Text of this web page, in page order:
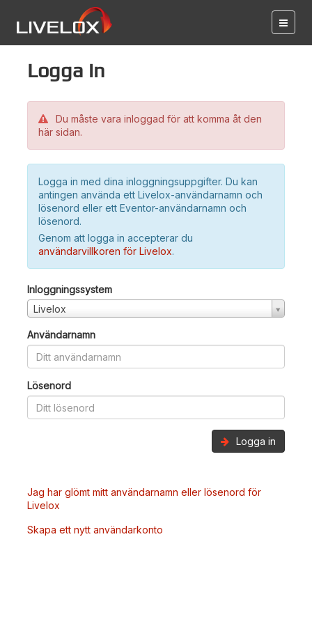
Logga in
Du måste vara inloggad för att komma åt den
här sidan.
Logga in med dina inloggningsuppgifter. Du kan
antingen använda ett Livelox-användarnamn och
lösenord eller ett Eventor-användarnamn och
lösenord.
Genom att logga in accepterar du
användarvillkoren för Livelox.
Inloggningssystem
Livelox
Användarnamn
Lösenord
Logga in
Jag har glömt mitt användarnamn eller lösenord för
Livelox
Skapa ett nytt användarkonto